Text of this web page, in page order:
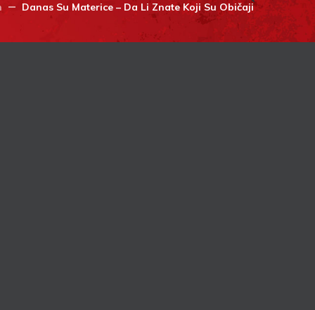
Danas Su Materice – Da Li Znate Koji Su Običaji